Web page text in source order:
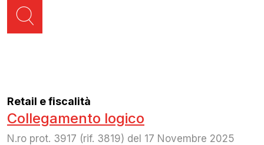
Retail e fiscalità
Collegamento logico
N.ro prot. 3917 (rif. 3819) del 17 Novembre 2025